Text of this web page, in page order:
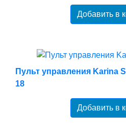
Добавить в
Пульт управления Karina
18
Добавить в